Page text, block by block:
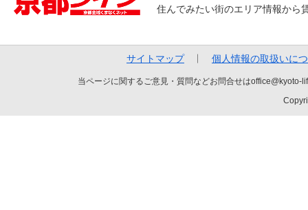
住んでみたい街のエリア情報から
サイトマップ 個人情報の取扱いに
当ページに関するご意見・質問などお問合せは